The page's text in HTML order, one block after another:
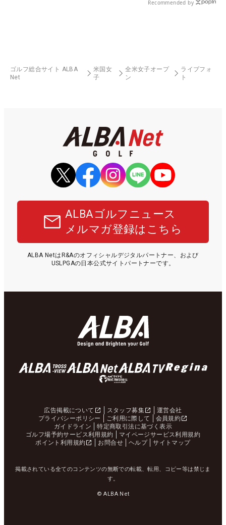
Recommended by
ゴルフ総合サイト ALBA
Net
米国女
子
全米女子オープ
ン
ライブフォ
ト
ALBAゴルフニュース
メルマガ登録はこちら
ALBA NetはR&Aのオフィシャルデジタルパートナー、および
USLPGAの日本公式サイトパートナーです。
広告掲載について スタッフ募集
運営会社
プライバシーポリシー
ご利用に際して
会員規約
ガイドライン
特定商取引法に基づく表示
ゴルフ場予約サービス利用規約
マイページサービス利用規約
ポイント利用規約
お問合せ ヘルプ サイトマップ
掲載されている全てのコンテンツの無断での転載、転用、コピー等は禁じま
す。
© ALBA Net